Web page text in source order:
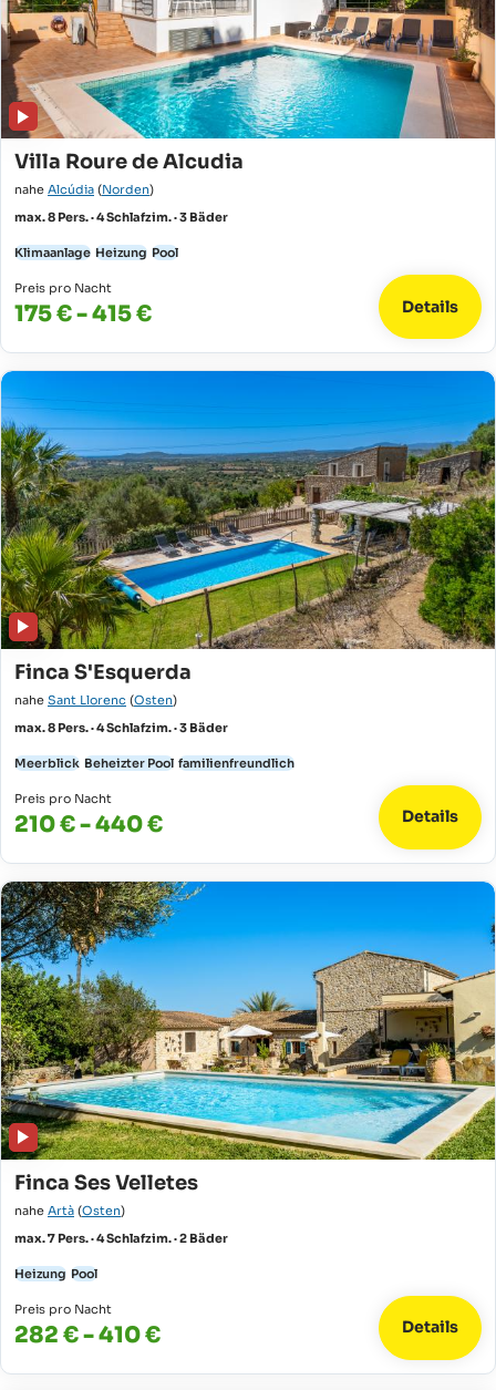
Villa Roure de Alcudia
nahe Alcúdia (Norden)
max. 8 Pers. · 4 Schlafzim. · 3 Bäder
Klimaanlage Heizung Pool
Preis pro Nacht
175 € - 415 € Details
Finca S'Esquerda
nahe Sant Llorenc (Osten)
max. 8 Pers. · 4 Schlafzim. · 3 Bäder
Meerblick Beheizter Pool familienfreundlich
Preis pro Nacht
210 € - 440 € Details
Finca Ses Velletes
nahe Artà (Osten)
max. 7 Pers. · 4 Schlafzim. · 2 Bäder
Heizung Pool
Preis pro Nacht
282 € - 410 € Details